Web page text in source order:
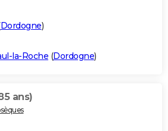
Dordogne)
la-Roche (Dordogne)
ans)